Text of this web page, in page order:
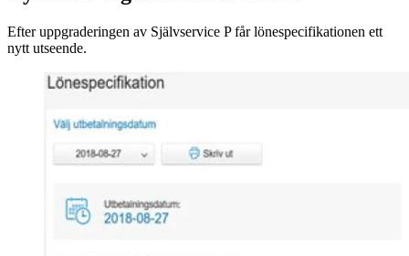
Efter uppgraderingen av Självservice P får lönespecifikationen ett
nytt utseende.